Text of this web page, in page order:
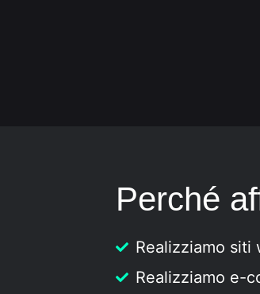
Perché
Realizziamo siti
Realizziamo e-